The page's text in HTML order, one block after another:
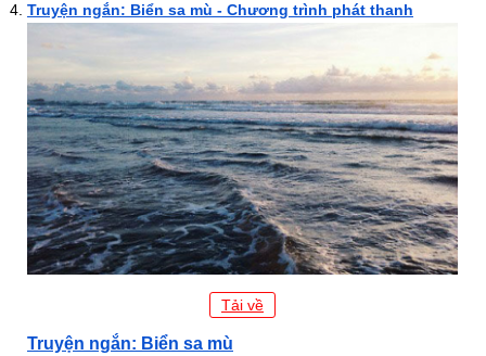
Truyện ngắn: Biển sa mù - Chương trình phát thanh
Tải về
Truyện ngắn: Biển sa mù